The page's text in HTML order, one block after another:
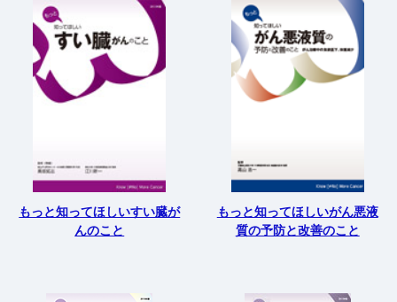
もっと知ってほしいすい臓が
んのこと
もっと知ってほしいがん悪液
質の予防と改善のこと